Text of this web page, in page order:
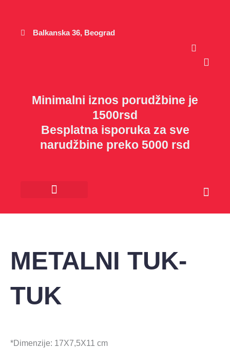
садржајBalkanska 36, Beograd
Cart
Minimalni iznos porudžbine je
1500rsd
Besplatna isporuka za sve
narudžbine preko 5000 rsd
Cart
METALNI TUK-
TUK
*Dimenzije: 17X7,5X11 cm